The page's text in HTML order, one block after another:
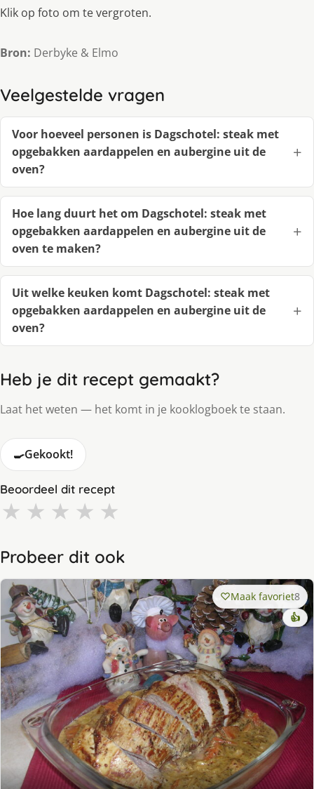
Klik op foto om te vergroten.
Bron: Derbyke & Elmo
Veelgestelde vragen
Voor hoeveel personen is Dagschotel: steak met
opgebakken aardappelen en aubergine uit de
oven?
Hoe lang duurt het om Dagschotel: steak met
opgebakken aardappelen en aubergine uit de
oven te maken?
Uit welke keuken komt Dagschotel: steak met
opgebakken aardappelen en aubergine uit de
oven?
Heb je dit recept gemaakt?
Laat het weten — het komt in je kooklogboek te staan.
🍳Gekookt!
Beoordeel dit recept
★ ★ ★ ★ ★
Probeer dit ook
Maak favoriet8
👍